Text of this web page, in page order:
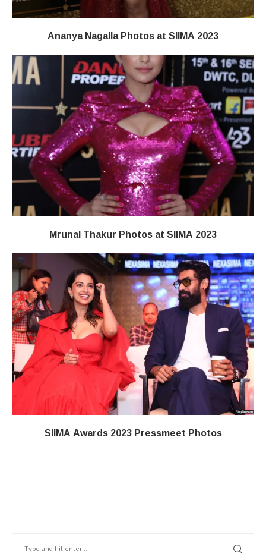
Ananya Nagalla Photos at SIIMA 2023
Mrunal Thakur Photos at SIIMA 2023
SIIMA Awards 2023 Pressmeet Photos